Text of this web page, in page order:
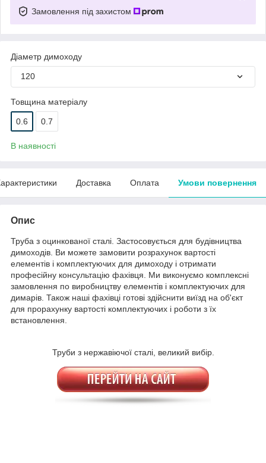
Замовлення під захистом
Діаметр димоходу
120
Товщина матеріалу
0.6 0.7
В наявності
Доставка Оплата Умови повернення
Опис
Труба з оцинкованої сталі. Застосовується для будівництва
димоходів. Ви можете замовити розрахунок вартості
елементів і комплектуючих для димоходу і отримати
професійну консультацію фахівця. Ми виконуємо комплексні
замовлення по виробництву елементів і комплектуючих для
димарів. Також наші фахівці готові здійснити виїзд на об'єкт
для прорахунку вартості комплектуючих і роботи з їх
встановлення.
Труби з нержавіючої сталі, великий вибір.